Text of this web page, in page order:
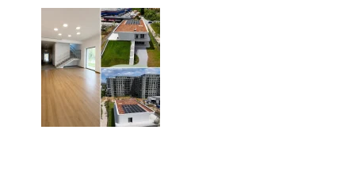
pentru copii